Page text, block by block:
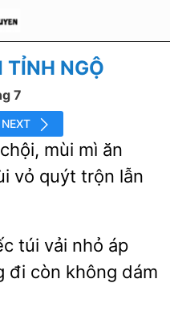
TỈNH NGỘ
7
NEXT
chội, mùi mì
vỏ quýt trộn lẫn
nhỏ áp
đi còn không dám